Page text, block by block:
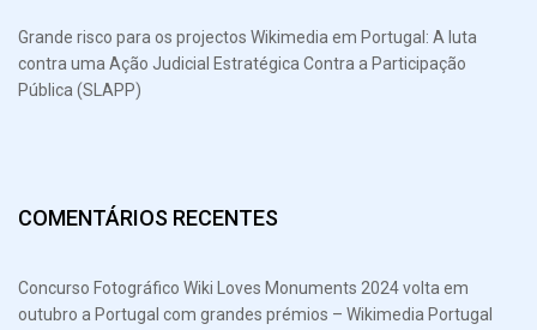
Grande risco para os projectos Wikimedia em Portugal: A luta
contra uma Ação Judicial Estratégica Contra a Participação
Pública (SLAPP)
COMENTÁRIOS RECENTES
Concurso Fotográfico Wiki Loves Monuments 2024 volta em
outubro a Portugal com grandes prémios – Wikimedia Portugal